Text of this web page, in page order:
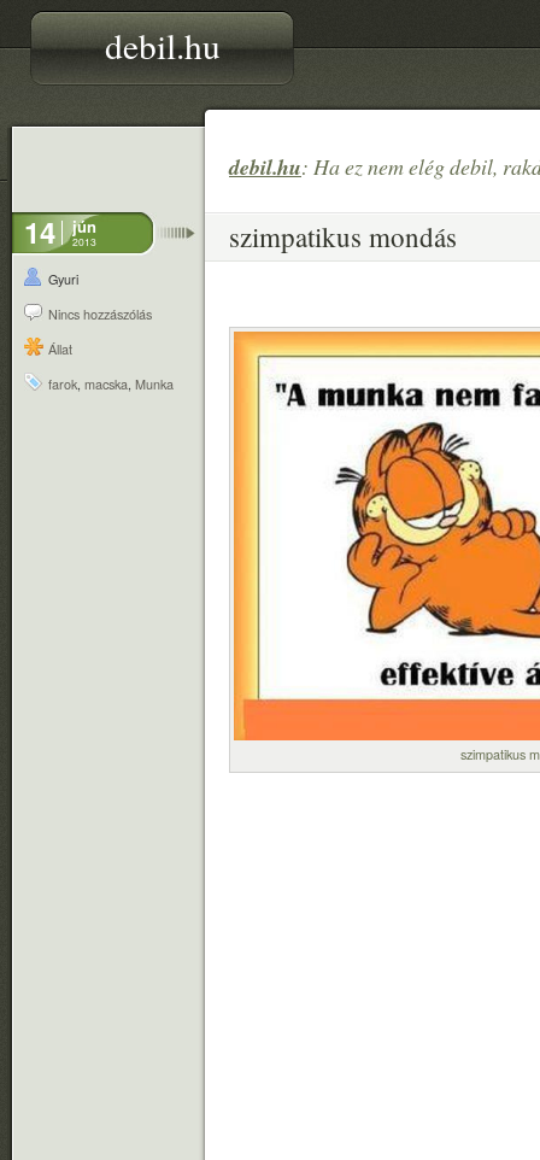
debil.hu
debil.hu: Ha ez nem elég debil,
14 jún
2013
Gyuri
Nincs hozzászólás
Állat
farok, macska, Munka
szimpatikus mondás
szimpatikus